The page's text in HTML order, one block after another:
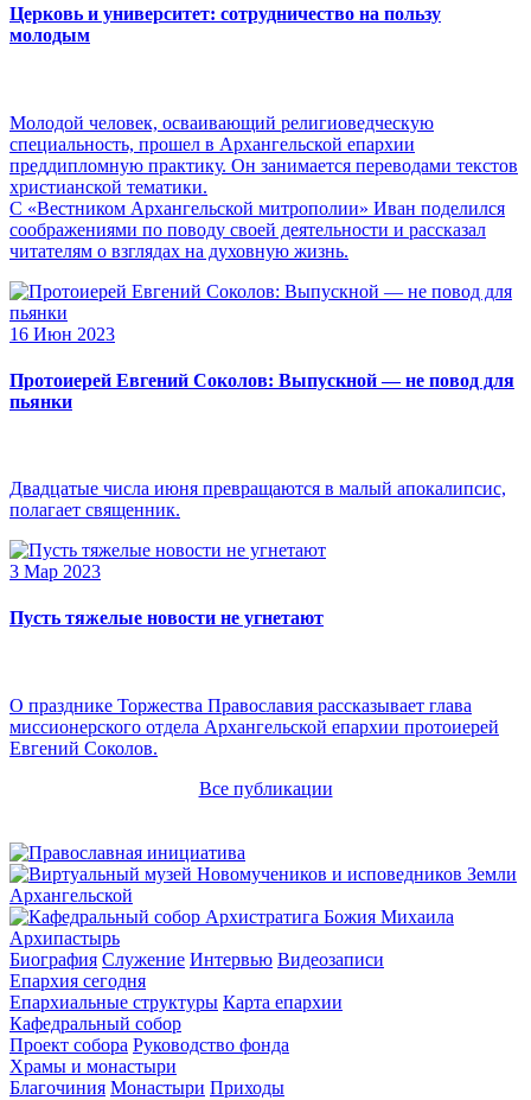
Церковь и университет: сотрудничество на пользу
молодым
Молодой человек, осваивающий религиоведческую
специальность, прошел в Архангельской епархии
преддипломную практику. Он занимается переводами текстов
христианской тематики.
С «Вестником Архангельской митрополии» Иван поделился
соображениями по поводу своей деятельности и рассказал
читателям о взглядах на духовную жизнь.
16 Июн 2023
Протоиерей Евгений Соколов: Выпускной — не повод для
пьянки
Двадцатые числа июня превращаются в малый апокалипсис,
полагает священник.
3 Мар 2023
Пусть тяжелые новости не угнетают
О празднике Торжества Православия рассказывает глава
миссионерского отдела Архангельской епархии протоиерей
Евгений Соколов.
Все публикации
Архипастырь
Биография Служение Интервью Видеозаписи
Епархия сегодня
Епархиальные структуры Карта епархии
Кафедральный собор
Проект собора Руководство фонда
Храмы и монастыри
Благочиния Монастыри Приходы